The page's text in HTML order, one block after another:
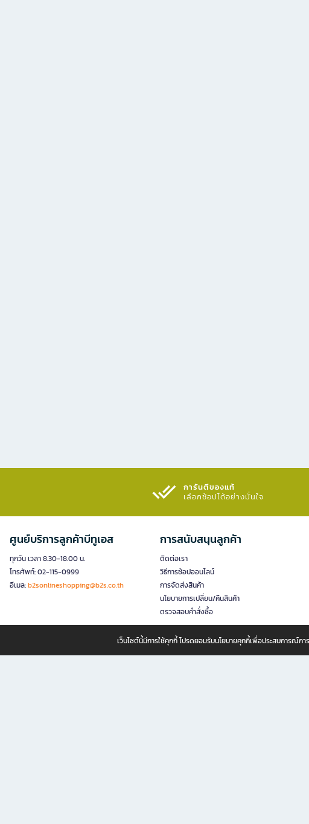
การันตีของแท้
เลือกช้อปได้อย่างมั่นใจ​
ศูนย์บริการลูกค้าบีทูเอส
ทุกวัน เวลา 8.30-18.00 น.
โทรศัพท์: 02-115-0999
อีเมล:b2sonlineshopping@b2s.co.th
การสนับสนุนลูกค้า
ติดต่อเรา
วิธีการช้อปออนไลน์
การจัดส่งสินค้า
นโยบายการเปลี่ยน/คืนสินค้า
ตรวจสอบคำสั่งซื้อ
เว็บไซต์นี้มีการใช้คุกกี้ โปรดยอมรับนโยบายคุกกี้เพื่อประสบการณ์